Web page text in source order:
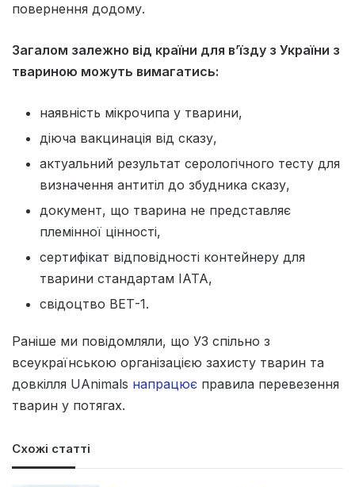
повернення додому.
Загалом залежно від країни для вʼїзду з України з
твариною можуть вимагатись:
наявність мікрочипа у тварини,
діюча вакцинація від сказу,
актуальний результат серологічного тесту для
визначення антитіл до збудника сказу,
документ, що тварина не представляє
племінної цінності,
сертифікат відповідності контейнеру для
тварини стандартам IATA,
свідоцтво ВЕТ-1.
Раніше ми повідомляли, що УЗ спільно з
всеукраїнською організацією захисту тварин та
довкілля UAnimals напрацює правила перевезення
тварин у потягах.
Схожі статті